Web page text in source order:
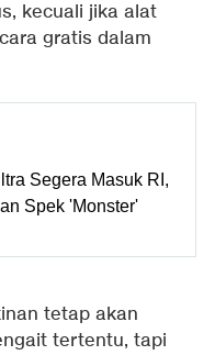
kecuali jika alat
gratis dalam
Segera Masuk RI,
Spek 'Monster'
tetap akan
tertentu, tapi